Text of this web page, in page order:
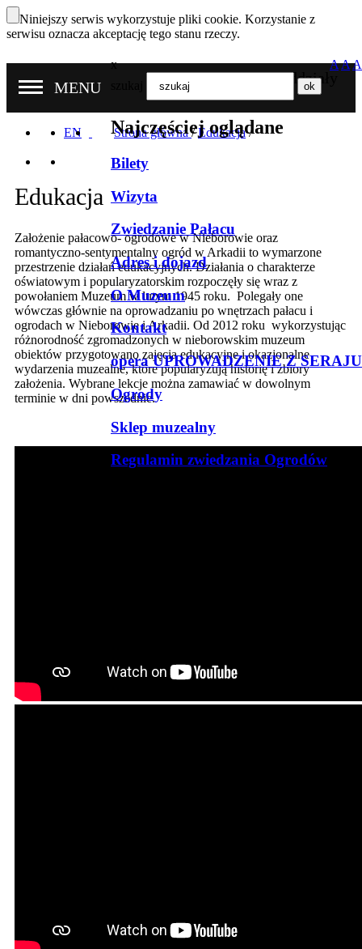
Niniejszy serwis wykorzystuje pliki cookie. Korzystanie z
serwisu oznacza akceptację tego stanu rzeczy.
Nasze oddziały
MENU
x
Najczęściej oglądane
Bilety
Wizyta
Zwiedzanie Pałacu
Adres i dojazd
O Muzeum
Kontakt
opera UPROWADZENIE Z SERAJU
Ogrody
Sklep muzealny
Regulamin zwiedzania Ogrodów
AAA
EN Strona główna/ Edukacja/
Edukacja
Założenie pałacowo- ogrodowe w Nieborowie oraz
romantyczno-sentymentalny ogród w Arkadii to wymarzone
przestrzenie działań edukacyjnych. Działania o charakterze
oświatowym i popularyzatorskim rozpoczęły się wraz z
powołaniem Muzeum w lutym 1945 roku. Polegały one
wówczas głównie na oprowadzaniu po wnętrzach pałacu i
ogrodach w Nieborowie i Arkadii. Od 2012 roku wykorzystując
różnorodność zgromadzonych w nieborowskim muzeum
obiektów przygotowano zajęcia edukacyjne i okazjonalne
wydarzenia muzealne, które popularyzują historię i zbiory
założenia. Wybrane lekcje można zamawiać w dowolnym
terminie w dni powszednie.